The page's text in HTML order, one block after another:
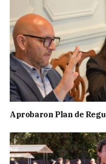
Aprobaron Plan de